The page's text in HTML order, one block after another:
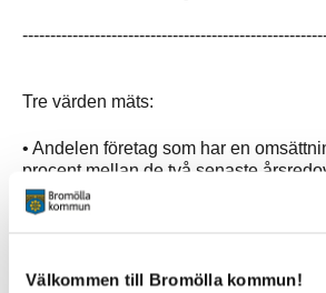
Välkommen till Bromölla kommun!
Tre värden mäts:
• Andelen företag som har en
procent mellan de två senaste
• Andelen företag som ökat antalet
• Andelen företag som går med vinst